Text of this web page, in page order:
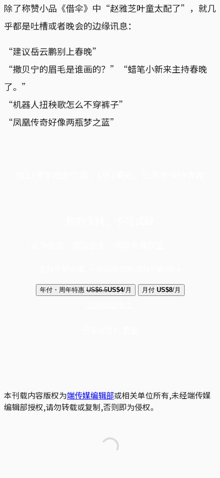
除了称赞小品《借伞》中“赵雅芝叶童太配了”，就几
乎都是吐槽或者晚会的边缘讯息：
“建议岳云鹏别上春晚”
“撒贝宁的眉毛是谁画的？”“蜡笔小新来主持春晚
了。”
“机器人扭秧歌怎么不穿裤子”
“凤凰传奇好像两瓶梦之蓝”
年付・周年特惠 US$6.5US$4/月 月付 US$8/月
本刊载内容版权为端传媒编辑部或相关单位所有,未经端传媒
编辑部授权,请勿转载或复制,否则即为侵权。